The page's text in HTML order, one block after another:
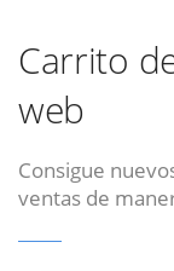
Carrito
web
Consigue
ventas de